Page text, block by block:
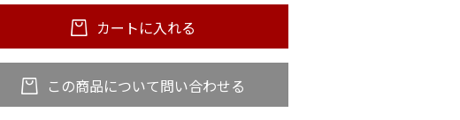
カートに入れる
この商品について問い合わせる